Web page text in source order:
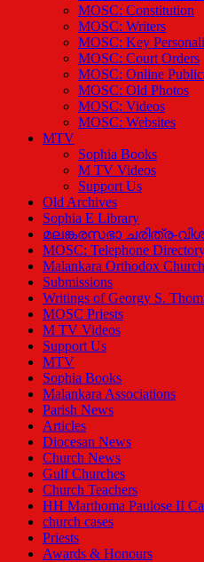
MOSC: Constitution
MOSC: Writers
MOSC: Key
MOSC: Court Orders
MOSC: Online
MOSC: Old Photos
MOSC: Videos
MOSC: Websites
MTV
Sophia Books
M TV Videos
Support Us
Old Archives
Sophia E Library
മലങ്കരസഭാ ചരിത്ര-
MOSC: Telephone
Malankara Orthodox
Submissions
Writings of Georgy S.
MOSC Priests
M TV Videos
Support Us
MTV
Sophia Books
Malankara Associations
Parish News
Articles
Diocesan News
Church News
Gulf Churches
Church Teachers
HH Marthoma Paulose II
church cases
Priests
Awards & Honours